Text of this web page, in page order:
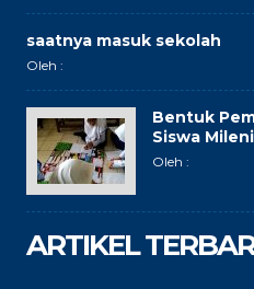
saatnya masuk sekolah
Oleh :
Bentuk
Siswa
Oleh :
ARTIKEL